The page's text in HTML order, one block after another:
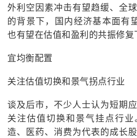
外利空因素冲击有望趋缓、全
的背景下，国内经济基本面有
也有望在估值和盈利的共振修复
宜均衡配置
关注估值切换和景气拐点行业
谈及后市，不少人士认为短期
关注估值切换和景气挂点行
造、医药、消费为代表的成长